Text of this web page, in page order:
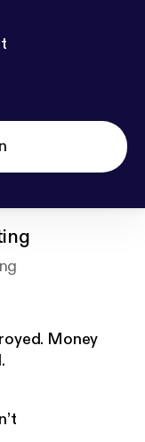
Money